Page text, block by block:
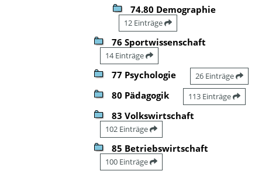
74.80 Demographie
12 Einträge
76 Sportwissenschaft
14 Einträge
77 Psychologie 26 Einträge
80 Pädagogik 113 Einträge
83 Volkswirtschaft
102 Einträge
85 Betriebswirtschaft
100 Einträge